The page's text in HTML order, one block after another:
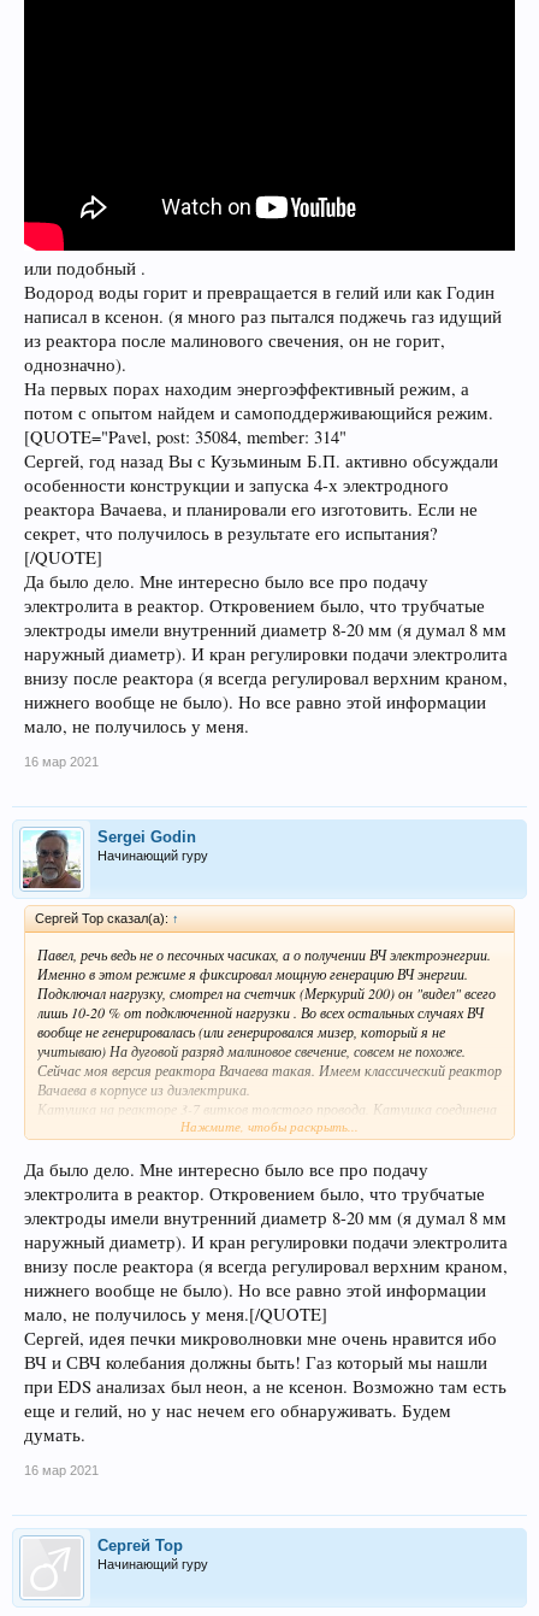
или подобный .
Водород воды горит и превращается в гелий или как Годин
написал в ксенон. (я много раз пытался поджечь газ идущий
из реактора после малинового свечения, он не горит,
однозначно).
На первых порах находим энергоэффективный режим, а
потом с опытом найдем и самоподдерживающийся режим.
[QUOTE="Pavel, post: 35084, member: 314"
Сергей, год назад Вы с Кузьминым Б.П. активно обсуждали
особенности конструкции и запуска 4-х электродного
реактора Вачаева, и планировали его изготовить. Если не
секрет, что получилось в результате его испытания?
[/QUOTE]
Да было дело. Мне интересно было все про подачу
электролита в реактор. Откровением было, что трубчатые
электроды имели внутренний диаметр 8-20 мм (я думал 8 мм
наружный диаметр). И кран регулировки подачи электролита
внизу после реактора (я всегда регулировал верхним краном,
нижнего вообще не было). Но все равно этой информации
мало, не получилось у меня.
16 мар 2021
Sergei Godin
Начинающий гуру
Сергей Тор сказал(а): ↑
Павел, речь ведь не о песочных часиках, а о получении ВЧ электроэнегрии.
Именно в этом режиме я фиксировал мощную генерацию ВЧ энергии.
Подключал нагрузку, смотрел на счетчик (Меркурий 200) он "видел" всего
лишь 10-20 % от подключенной нагрузки . Во всех остальных случаях ВЧ
вообще не генерировалась (или генерировался мизер, который я не
учитываю) На дуговой разряд малиновое свечение, совсем не похоже.
Сейчас моя версия реактора Вачаева такая. Имеем классический реактор
Вачаева в корпусе из диэлектрика.
Катушка на реакторе 3-7 витков толстого провода. Катушка соединена
последовательно с одним из трубчатых электродов
вступает эффект "плазма в микроволновке"
или подобный .
Водород воды горит и превращается в гелий или как Годин написал в
ксенон. (я много раз пытался поджечь газ идущий из реактора после
малинового свечения, он не горит, однозначно).
На первых порах находим энергоэффективный режим, а потом с опытом
найдем и самоподдерживающийся режим.
[QUOTE="Pavel, post: 35084, member: 314"
его изготовить. Если не секрет, что получилось в результате его
испытания?
Нажмите, чтобы раскрыть...
Да было дело. Мне интересно было все про подачу
электролита в реактор. Откровением было, что трубчатые
электроды имели внутренний диаметр 8-20 мм (я думал 8 мм
наружный диаметр). И кран регулировки подачи электролита
внизу после реактора (я всегда регулировал верхним краном,
нижнего вообще не было). Но все равно этой информации
мало, не получилось у меня.[/QUOTE]
Сергей, идея печки микроволновки мне очень нравится ибо
ВЧ и СВЧ колебания должны быть! Газ который мы нашли
при EDS анализах был неон, а не ксенон. Возможно там есть
еще и гелий, но у нас нечем его обнаруживать. Будем
думать.
16 мар 2021
Сергей Тор
Начинающий гуру